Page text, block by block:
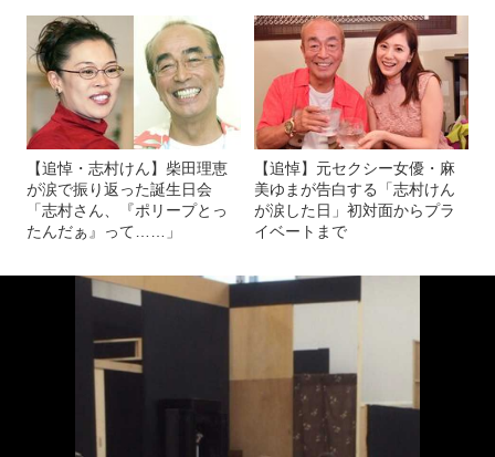
【追悼・志村けん】柴田理恵
が涙で振り返った誕生日会
「志村さん、『ポリープとっ
たんだぁ』って……」
【追悼】元セクシー女優・麻
美ゆまが告白する「志村けん
が涙した日」初対面からプラ
イベートまで